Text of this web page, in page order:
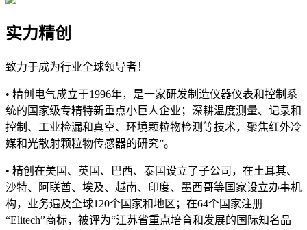
实力精创
致力于成为行业全球领导者！
• 精创电气成立于1996年，是一家研发制造仪器仪表和控制系
统的国家级专精特新重点小巨人企业；深耕温度测量、记录和
控制、工业检漏和真空、环境颗粒物检测等技术，聚焦红外冷
媒和光散射颗粒物传感器的研究”。
• 精创在美国、英国、巴西、泰国设立了子公司，在土耳其、
沙特、阿联酋、埃及、越南、印度、墨西哥等国家设立办事机
构，业务遍及全球120个国家和地区；在64个国家注册
“Elitech”商标，被评为“江苏省重点培育和发展的国际知名品